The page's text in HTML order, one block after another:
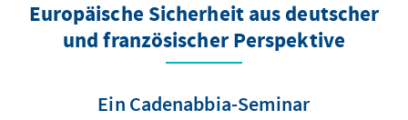
Europäische Sicherheit aus deutscher
und französischer Perspektive
Ein Cadenabbia-Seminar